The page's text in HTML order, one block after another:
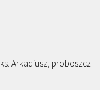
ks. Arkadiusz, proboszcz